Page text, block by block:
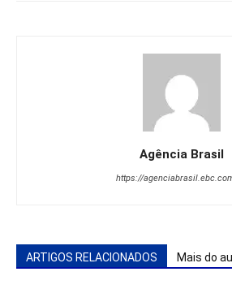
Agência Brasil
https://
ARTIGOS RELACIONADOS Mais do